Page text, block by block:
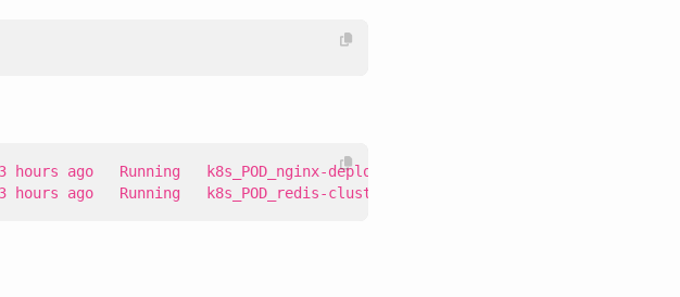
ago   Running   k8s_POD_redis-cluster-...